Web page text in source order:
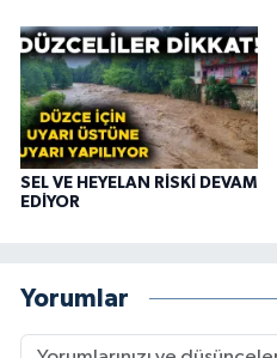
SEL VE HEYELAN RİSKİ DEVAM
EDİYOR
Yorumlar